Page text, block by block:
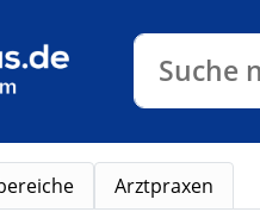
Suche
Arztpraxen